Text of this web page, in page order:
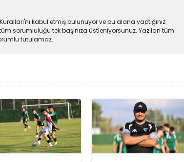
kabul etmiş bulunuyor ve bu alana yaptığınız
sorumluluğu tek başınıza üstleniyorsunuz. Yazılan tüm
tutulamaz.